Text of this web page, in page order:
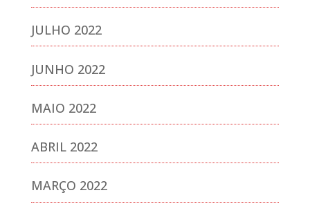
JULHO 2022
JUNHO 2022
MAIO 2022
ABRIL 2022
MARÇO 2022